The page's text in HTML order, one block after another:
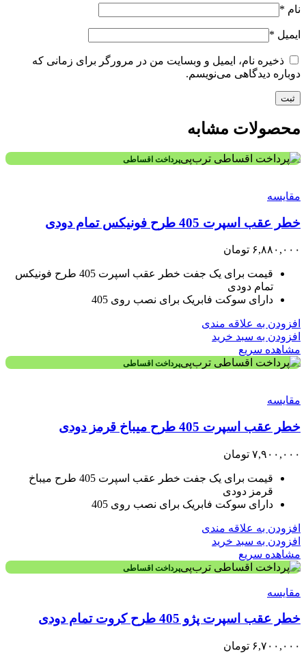
نام *
ایمیل *
ذخیره نام، ایمیل و وبسایت من در مرورگر برای زمانی که
دوباره دیدگاهی می‌نویسم.
محصولات مشابه
پرداخت اقساطی
مقایسه
خطر عقب اسپرت 405 طرح فونیکس تمام دودی
۶,۸۸۰,۰۰۰ تومان
قیمت برای یک جفت خطر عقب اسپرت 405 طرح فونیکس
تمام دودی
دارای سوکت فابریک برای نصب روی 405
افزودن به علاقه مندی
افزودن به سبد خرید
مشاهده سریع
پرداخت اقساطی
مقایسه
خطر عقب اسپرت 405 طرح میباخ قرمز دودی
۷,۹۰۰,۰۰۰ تومان
قیمت برای یک جفت خطر عقب اسپرت 405 طرح میباخ
قرمز دودی
دارای سوکت فابریک برای نصب روی 405
افزودن به علاقه مندی
افزودن به سبد خرید
مشاهده سریع
پرداخت اقساطی
مقایسه
خطر عقب اسپرت پژو 405 طرح کروت تمام دودی
۶,۷۰۰,۰۰۰ تومان